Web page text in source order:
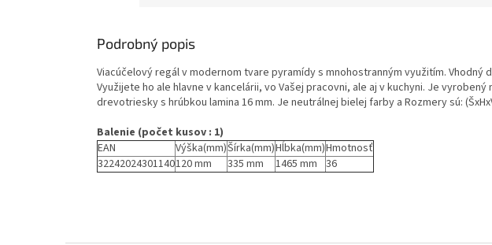
Podrobný popis
Viacúčelový regál v modernom tvare pyramídy s mnohostranným využitím.
Využijete ho ale hlavne v kancelárii, vo Vašej pracovni, ale aj v kuchyni. Je
drevotriesky s hrúbkou lamina 16 mm. Je neutrálnej bielej farby a Rozmery sú:
Balenie (počet kusov : 1)
EAN
Výška(mm)Šírka(mm)Hĺbka(mm)Hmotnosť
32242024301140120 mm 335 mm 1465 mm 36